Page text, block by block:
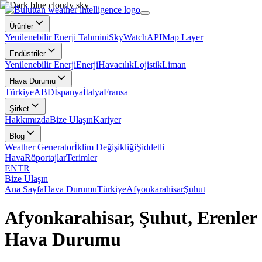
Ürünler
Yenilenebilir Enerji TahminiSkyWatchAPIMap Layer
Endüstriler
Yenilenebilir EnerjiEnerjiHavacılıkLojistikLiman
Hava Durumu
TürkiyeABDİspanyaİtalyaFransa
Şirket
HakkımızdaBize UlaşınKariyer
Blog
Weather Generatorİklim DeğişikliğiŞiddetli
HavaRöportajlarTerimler
ENTR
Bize Ulaşın
Ana SayfaHava DurumuTürkiyeAfyonkarahisarŞuhut
Afyonkarahisar, Şuhut, Erenler
Hava Durumu